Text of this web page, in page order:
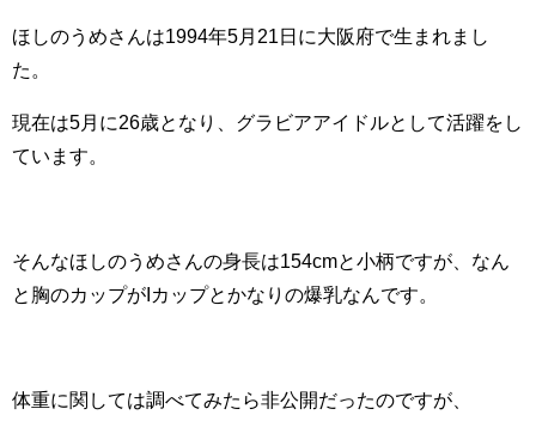
ほしのうめさんは1994年5月21日に大阪府で生まれまし
た。
現在は5月に26歳となり、グラビアアイドルとして活躍をし
ています。
そんなほしのうめさんの身長は154cmと小柄ですが、なん
と胸のカップがIカップとかなりの爆乳なんです。
体重に関しては調べてみたら非公開だったのですが、